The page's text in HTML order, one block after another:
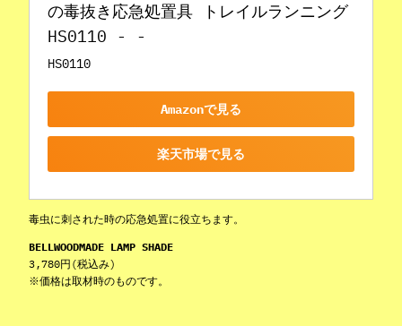
の毒抜き応急処置具 トレイルランニング
HS0110 - -
HS0110
Amazonで見る
楽天市場で見る
毒虫に刺された時の応急処置に役立ちます。
BELLWOODMADE LAMP SHADE
3,780円(税込み)
※価格は取材時のものです。